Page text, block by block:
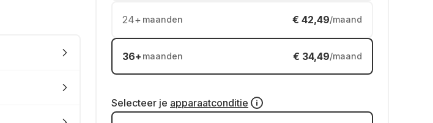
24+ maanden € 42,49/maand
36+ maanden € 34,49/maand
Selecteer je apparaatconditie